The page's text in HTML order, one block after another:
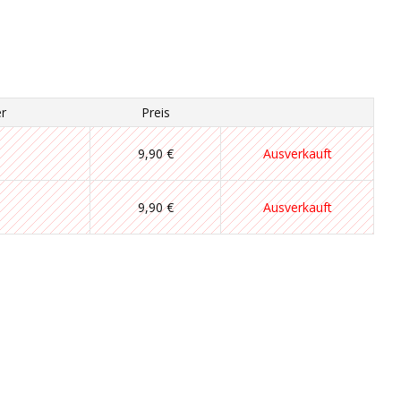
Preis
9,90 € Ausverkauft
9,90 € Ausverkauft